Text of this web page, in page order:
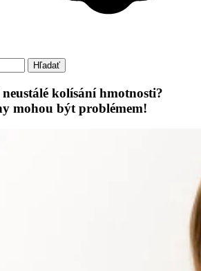
Hľadať
kolísání hmotnosti?
mohou být problémem!